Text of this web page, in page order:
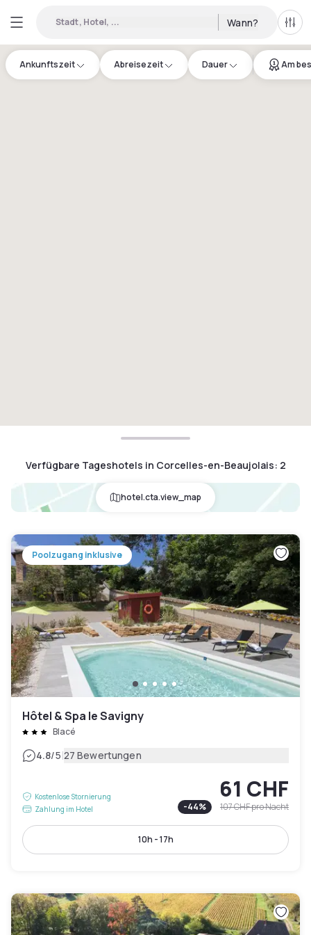
Stadt, Hotel, ... Wann? Alle
Ankunftszeit Abreisezeit Dauer Am
Verfügbare Tageshotels in Corcelles-en-Beaujolais: 2
hotel.cta.view_map
Poolzugang inklusive
Hôtel & Spa le Savigny
Blacé
4.8/5|27 Bewertungen
Kostenlose Stornierung
Zahlung im Hotel
61 CHF
-44% 107 CHFpro Nacht
10h - 17h